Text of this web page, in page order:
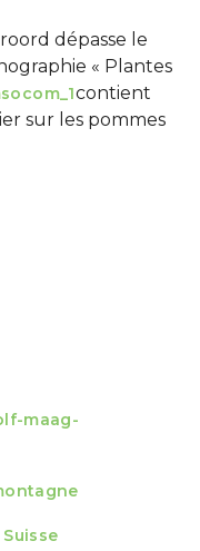
dépasse le
« Plantes
contient
sur les pommes
maag-